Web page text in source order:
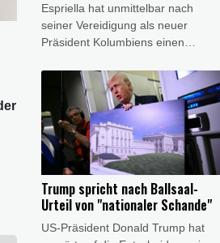
Espriella hat unmittelbar nach
seiner Vereidigung als neuer
Präsident Kolumbiens einen
Drogengewalt angekündigt. Der
Verbündete von US-Präsident
Donald Trump sagte am Freitag in
Cali, er werde wieder "Ordnung" in
das südamerikanische Land
bringen. Der 48-jährige Politik-
Neuling trat die Nachfolge des
linken Präsidenten Gustavo Petro
an.
Trump spricht nach Ballsaal-
Urteil von "nationaler Schande"
US-Präsident Donald Trump hat